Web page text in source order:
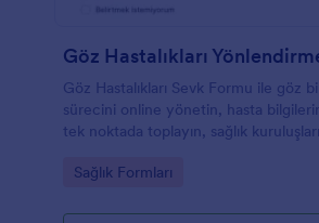
Göz Hastalıkları
Göz Hastalıkları Sevk Formu ile göz
sürecini online yönetin, hasta
tek noktada toplayın, sağlık
Go to Category:
Sağlık Formları